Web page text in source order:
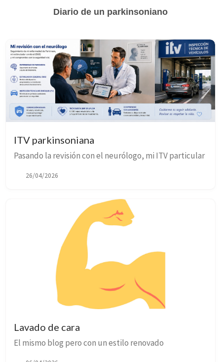
Diario de un parkinsoniano
ITV parkinsoniana
Pasando la revisión con el neurólogo, mi ITV particular
26/04/2026
Lavado de cara
El mismo blog pero con un estilo renovado